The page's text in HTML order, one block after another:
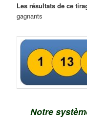
Les résultats de ce
gagnants
Notre